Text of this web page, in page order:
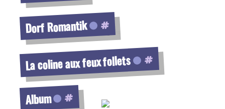
Dorf Romantik
La coline aux feux follets
Album
Voir la fiche
Voir la fiche